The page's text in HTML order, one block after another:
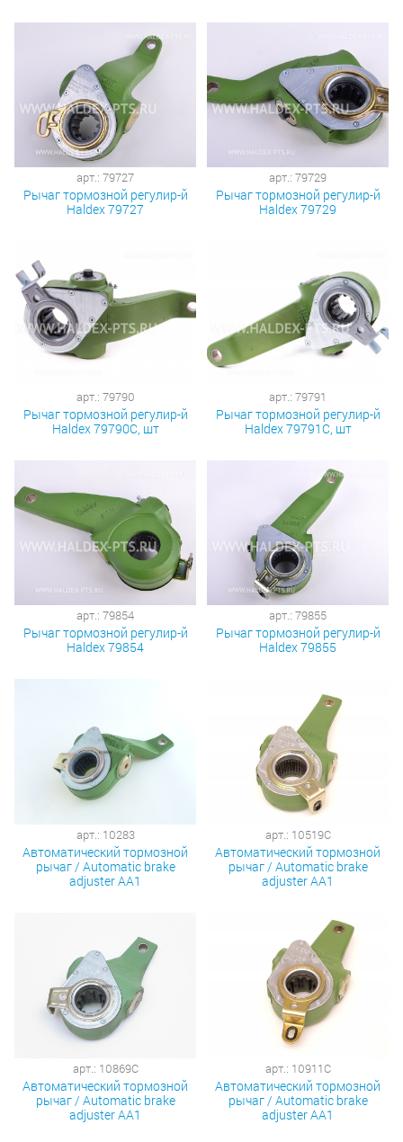
арт.: 79727
Рычаг тормозной регулир-й
Haldex 79727
арт.: 79729
Рычаг тормозной регулир-й
Haldex 79729
арт.: 79790
Рычаг тормозной регулир-й
Haldex 79790С, шт
арт.: 79791
Рычаг тормозной регулир-й
Haldex 79791С, шт
арт.: 79854
Рычаг тормозной регулир-й
Haldex 79854
арт.: 79855
Рычаг тормозной регулир-й
Haldex 79855
арт.: 10283
Автоматический тормозной
рычаг / Automatic brake
adjuster AA1
арт.: 10519C
Автоматический тормозной
рычаг / Automatic brake
adjuster AA1
арт.: 10869C
Автоматический тормозной
рычаг / Automatic brake
adjuster AA1
арт.: 10911C
Автоматический тормозной
рычаг / Automatic brake
adjuster AA1